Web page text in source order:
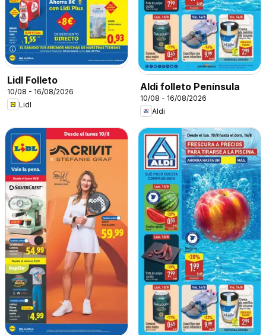
Lidl Folleto
10/08 - 16/08/2026
Lidl
Aldi folleto Península
10/08 - 16/08/2026
Aldi